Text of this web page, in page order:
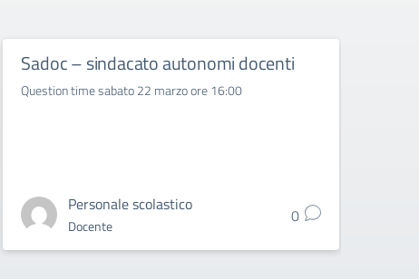
Sadoc – sindacato autonomi docenti
Question time sabato 22 marzo ore 16:00
Personale scolastico
Docente 0